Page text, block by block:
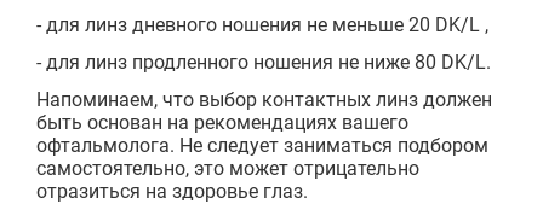
- для линз дневного ношения не меньше 20 DK/L ,
- для линз продленного ношения не ниже 80 DK/L.
Напоминаем, что выбор контактных линз должен
быть основан на рекомендациях вашего
офтальмолога. Не следует заниматься подбором
самостоятельно, это может отрицательно
отразиться на здоровье глаз.